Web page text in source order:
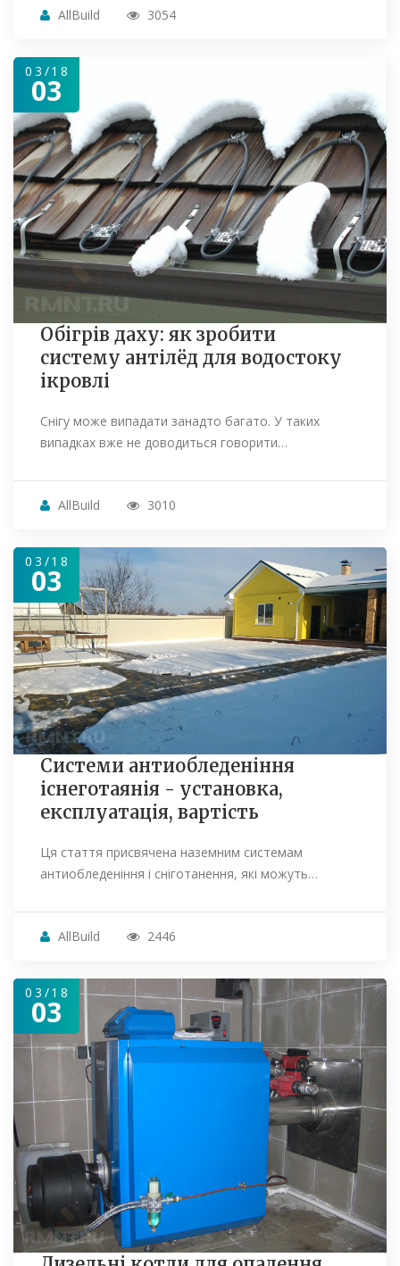
AllBuild 3054
03/18
03
Обігрів даху: як зробити
систему антілёд для водостоку
ікровлі
Снігу може випадати занадто багато. У таких
випадках вже не доводиться говорити…
AllBuild 3010
03/18
03
Системи антиобледеніння
існеготаянія - установка,
експлуатація, вартість
Ця стаття присвячена наземним системам
антиобледеніння і сніготанення, які можуть…
AllBuild 2446
03/18
03